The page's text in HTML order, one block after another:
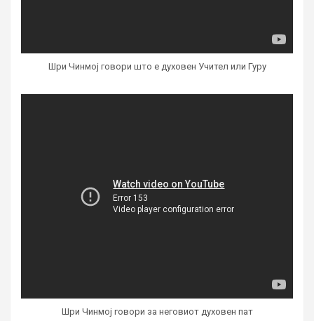
Шри Чинмој говори што е духовен Учител или Гуру
Шри Чинмој говори за неговиот духовен пат